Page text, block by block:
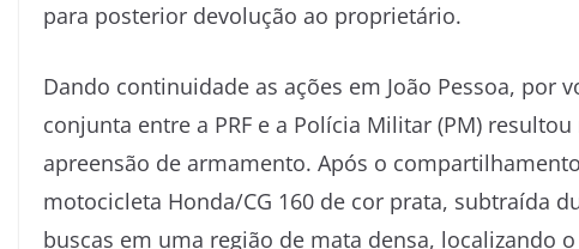
para posterior devolução ao proprietário.
Dando continuidade as ações em João Pessoa, por
conjunta entre a PRF e a Polícia Militar (PM)
apreensão de armamento. Após o
motocicleta Honda/CG 160 de cor prata, subtraída
buscas em uma região de mata densa, localizando